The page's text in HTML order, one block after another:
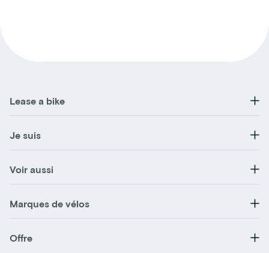
Lease a bike
Je suis
Voir aussi
Marques de vélos
Offre